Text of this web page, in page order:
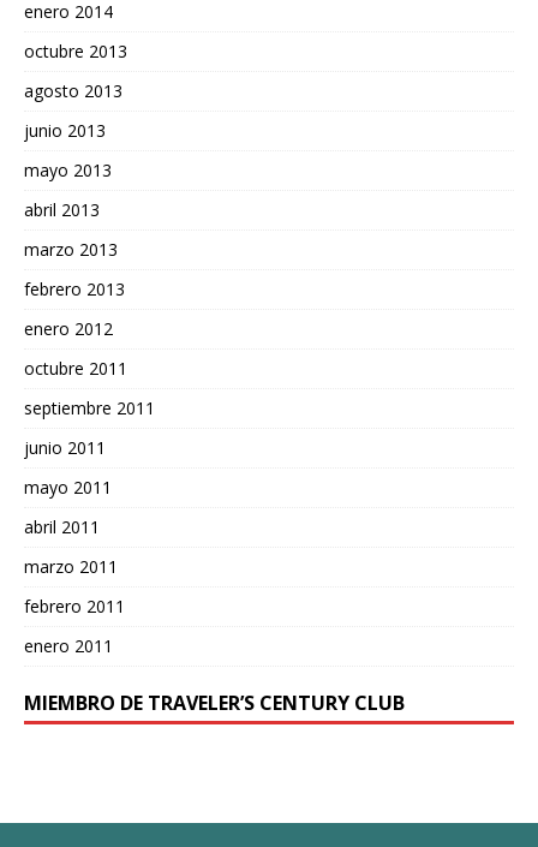
enero 2014
octubre 2013
agosto 2013
junio 2013
mayo 2013
abril 2013
marzo 2013
febrero 2013
enero 2012
octubre 2011
septiembre 2011
junio 2011
mayo 2011
abril 2011
marzo 2011
febrero 2011
enero 2011
MIEMBRO DE TRAVELER’S CENTURY CLUB